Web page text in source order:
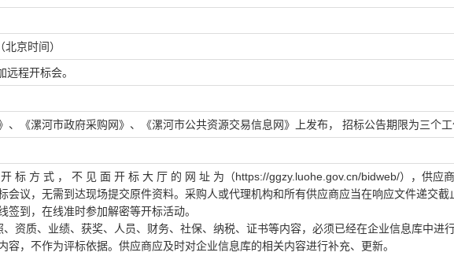
京时间）
程开标会。
、《漯河市政府采购网》、《漯河市公共资源交易信息网》上发布， 招标公告期限为三个
标 方 式 ， 不 见 面 开 标 大 厅 的 网 址 为（https://ggzy.luohe.gov.cn/bidweb/），供应
会议，无需到达现场提交原件资料。采购人或代理机构和所有供应商应当在响应文件递交截
到，在线准时参加解密等开标活动。
资质、业绩、获奖、人员、财务、社保、纳税、证书等内容，必须已经在企业信息库中进
容，不作为评标依据。供应商应及时对企业信息库的相关内容进行补充、更新。